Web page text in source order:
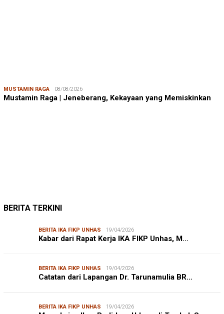
MUSTAMIN RAGA 08/08/2026
Mustamin Raga | Jeneberang, Kekayaan yang Memiskinkan
BERITA TERKINI
BERITA IKA FIKP UNHAS 19/04/2026
Kabar dari Rapat Kerja IKA FIKP Unhas, M…
BERITA IKA FIKP UNHAS 19/04/2026
Catatan dari Lapangan Dr. Tarunamulia BR…
BERITA IKA FIKP UNHAS 19/04/2026